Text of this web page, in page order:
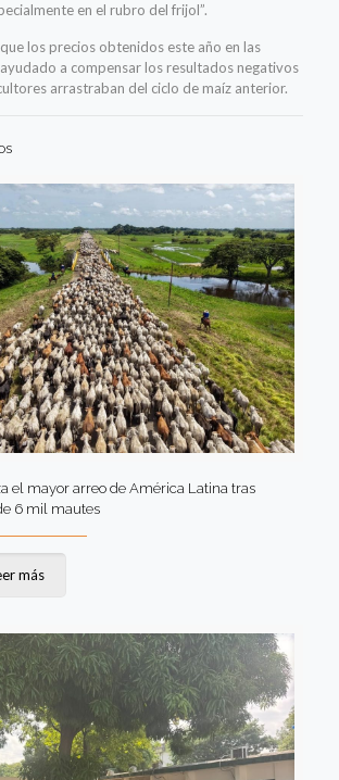
en el rubro del frijol”.
los precios obtenidos este año en las
a compensar los resultados negativos
arrastraban del ciclo de maíz anterior.
el mayor arreo de América Latina tras
6 mil mautes
más